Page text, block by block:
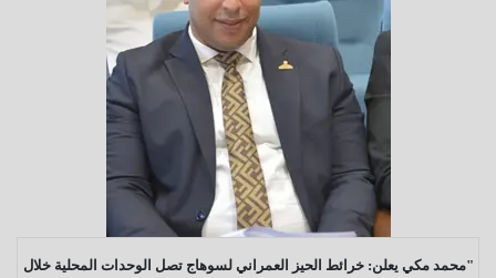
"محمد مكي يعلن: خرائط الحيز العمراني لسوهاج تصل الوحدات المحلية خلال